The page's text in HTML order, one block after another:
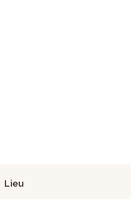
Lieu